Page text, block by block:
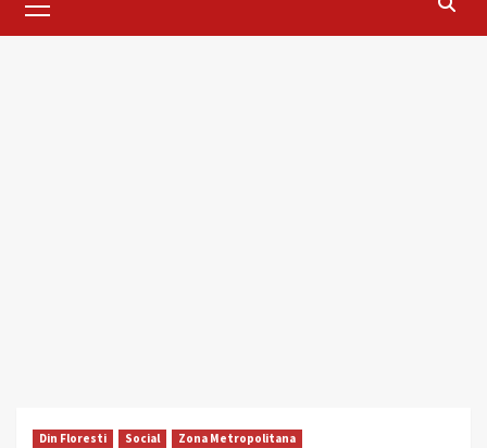
Menu
Din Floresti Social Zona Metropolitana